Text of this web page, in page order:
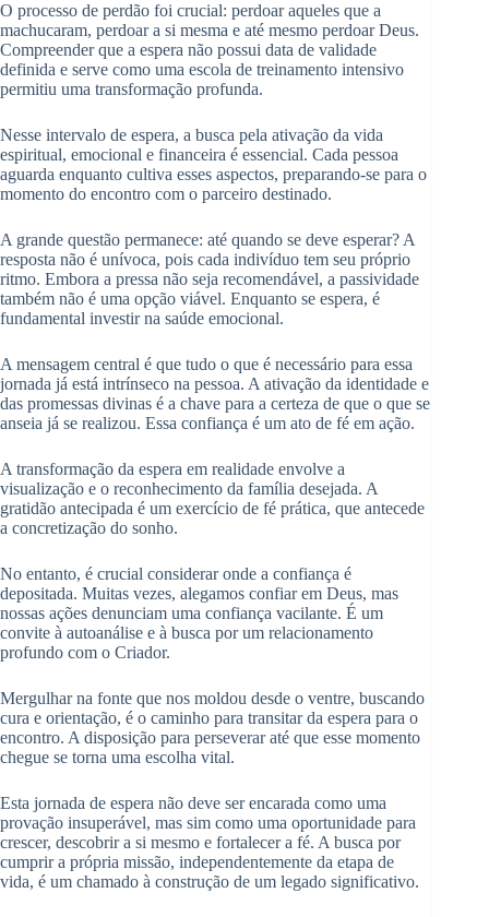
O processo de perdão foi crucial: perdoar aqueles que a
machucaram, perdoar a si mesma e até mesmo perdoar Deus.
Compreender que a espera não possui data de validade
definida e serve como uma escola de treinamento intensivo
permitiu uma transformação profunda.
Nesse intervalo de espera, a busca pela ativação da vida
espiritual, emocional e financeira é essencial. Cada pessoa
aguarda enquanto cultiva esses aspectos, preparando-se para o
momento do encontro com o parceiro destinado.
A grande questão permanece: até quando se deve esperar? A
resposta não é unívoca, pois cada indivíduo tem seu próprio
ritmo. Embora a pressa não seja recomendável, a passividade
também não é uma opção viável. Enquanto se espera, é
fundamental investir na saúde emocional.
A mensagem central é que tudo o que é necessário para essa
jornada já está intrínseco na pessoa. A ativação da identidade e
das promessas divinas é a chave para a certeza de que o que se
anseia já se realizou. Essa confiança é um ato de fé em ação.
A transformação da espera em realidade envolve a
visualização e o reconhecimento da família desejada. A
gratidão antecipada é um exercício de fé prática, que antecede
a concretização do sonho.
No entanto, é crucial considerar onde a confiança é
depositada. Muitas vezes, alegamos confiar em Deus, mas
nossas ações denunciam uma confiança vacilante. É um
convite à autoanálise e à busca por um relacionamento
profundo com o Criador.
Mergulhar na fonte que nos moldou desde o ventre, buscando
cura e orientação, é o caminho para transitar da espera para o
encontro. A disposição para perseverar até que esse momento
chegue se torna uma escolha vital.
Esta jornada de espera não deve ser encarada como uma
provação insuperável, mas sim como uma oportunidade para
crescer, descobrir a si mesmo e fortalecer a fé. A busca por
cumprir a própria missão, independentemente da etapa de
vida, é um chamado à construção de um legado significativo.